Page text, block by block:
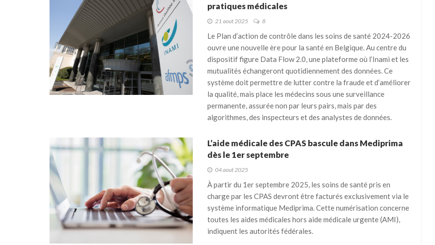
pratiques médicales
21 aout 2025 8
Le Plan d’action de contrôle dans les soins de santé 2024-2026
ouvre une nouvelle ère pour la santé en Belgique. Au centre du
dispositif figure Data Flow 2.0, une plateforme où l’Inami et les
mutualités échangeront quotidiennement des données. Ce
système doit permettre de lutter contre la fraude et d’améliorer
la qualité, mais place les médecins sous une surveillance
permanente, assurée non par leurs pairs, mais par des
algorithmes, des inspecteurs et des analystes de données.
L’aide médicale des CPAS bascule dans Mediprima
dès le 1er septembre
04 aout 2025
À partir du 1er septembre 2025, les soins de santé pris en
charge par les CPAS devront être facturés exclusivement via le
système informatique Mediprima. Cette numérisation concerne
toutes les aides médicales hors aide médicale urgente (AMI),
indiquent les autorités fédérales.